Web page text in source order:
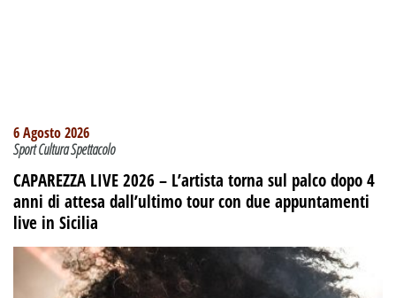
6 Agosto 2026
Sport Cultura Spettacolo
CAPAREZZA LIVE 2026 – L’artista torna sul palco dopo 4
anni di attesa dall’ultimo tour con due appuntamenti
live in Sicilia